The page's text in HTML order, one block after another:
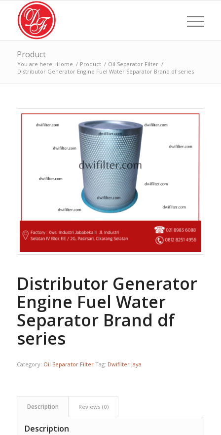
Product
You are here: Home / Product / Oil Separator Filter /
Distributor Generator Engine Fuel Water Separator Brand df series
Distributor Generator
Engine Fuel Water
Separator Brand df
series
Category: Oil Separator Filter Tag: Dwifilter Jaya
Description Reviews (0)
Description